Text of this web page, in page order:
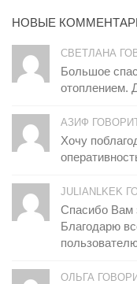
НОВЫЕ
СВЕТЛАНА
Большое
отоплением.
АЗИФ
Хочу
JULIANLKEK
Спасибо Вам
Благодарю
ОЛЬГА